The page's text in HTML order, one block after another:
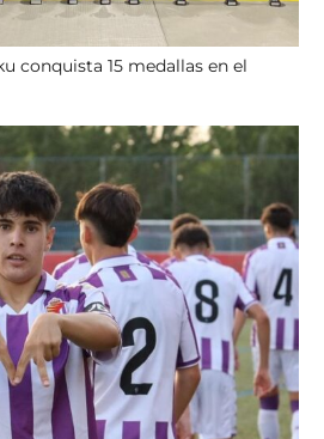
conquista 15 medallas en el